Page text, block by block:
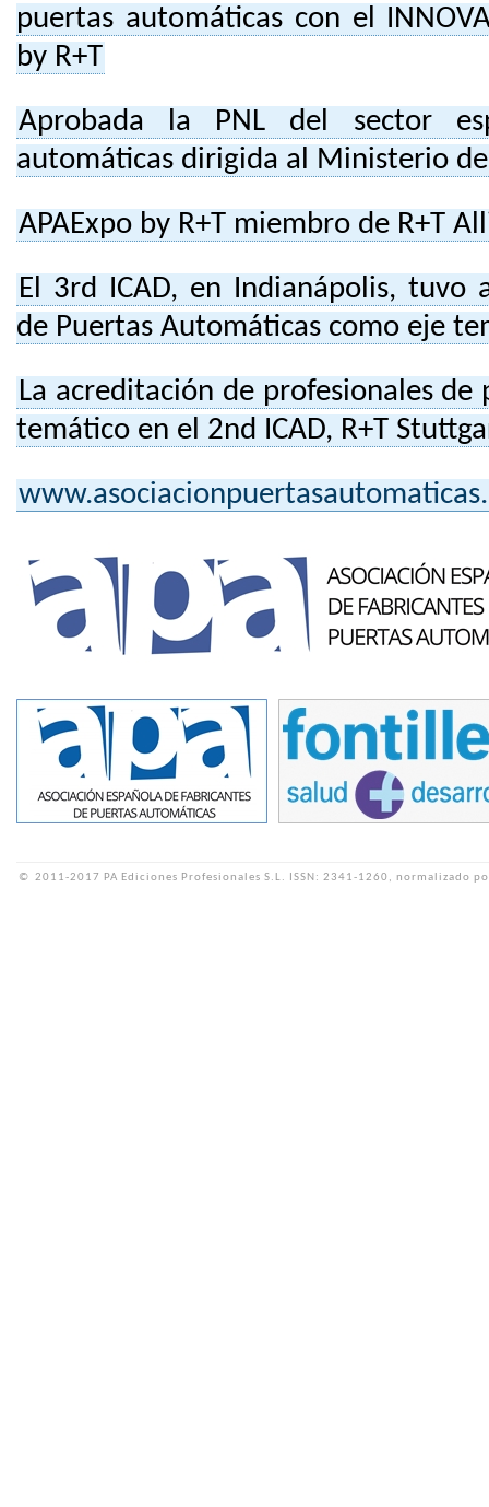
puertas automáticas con el
by R+T
Aprobada la PNL del sector
automáticas dirigida al Ministerio
APAExpo by R+T miembro de R+T
El 3rd ICAD, en Indianápolis, tuvo
de Puertas Automáticas como eje
La acreditación de profesionales
temático en el 2nd ICAD, R+T
© 2011-2017 PA Ediciones Profesionales S.L. ISSN: 2341-1260, normalizado